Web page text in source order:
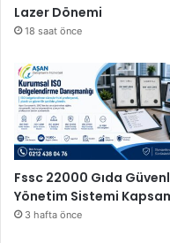
Lazer Dönemi
18 saat önce
Fssc 22000 Gıda
Yönetim Sistemi
3 hafta önce